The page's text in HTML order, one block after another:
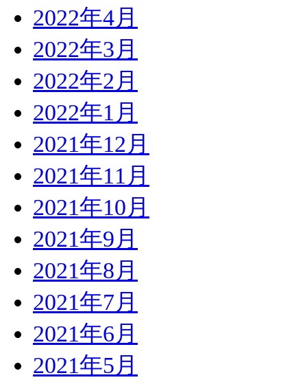
2022年4月
2022年3月
2022年2月
2022年1月
2021年12月
2021年11月
2021年10月
2021年9月
2021年8月
2021年7月
2021年6月
2021年5月